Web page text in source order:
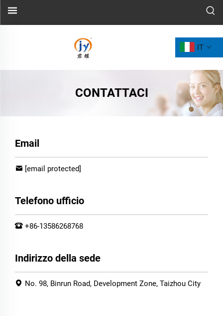
IT
CONTATTACI
Email
[email protected]
Telefono ufficio
+86-13586268768
Indirizzo della sede
No. 98, Binrun Road, Development Zone, Taizhou City